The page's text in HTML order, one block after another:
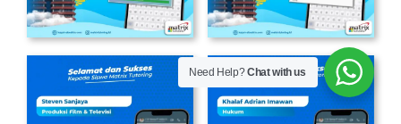
Need Help?Chat with us